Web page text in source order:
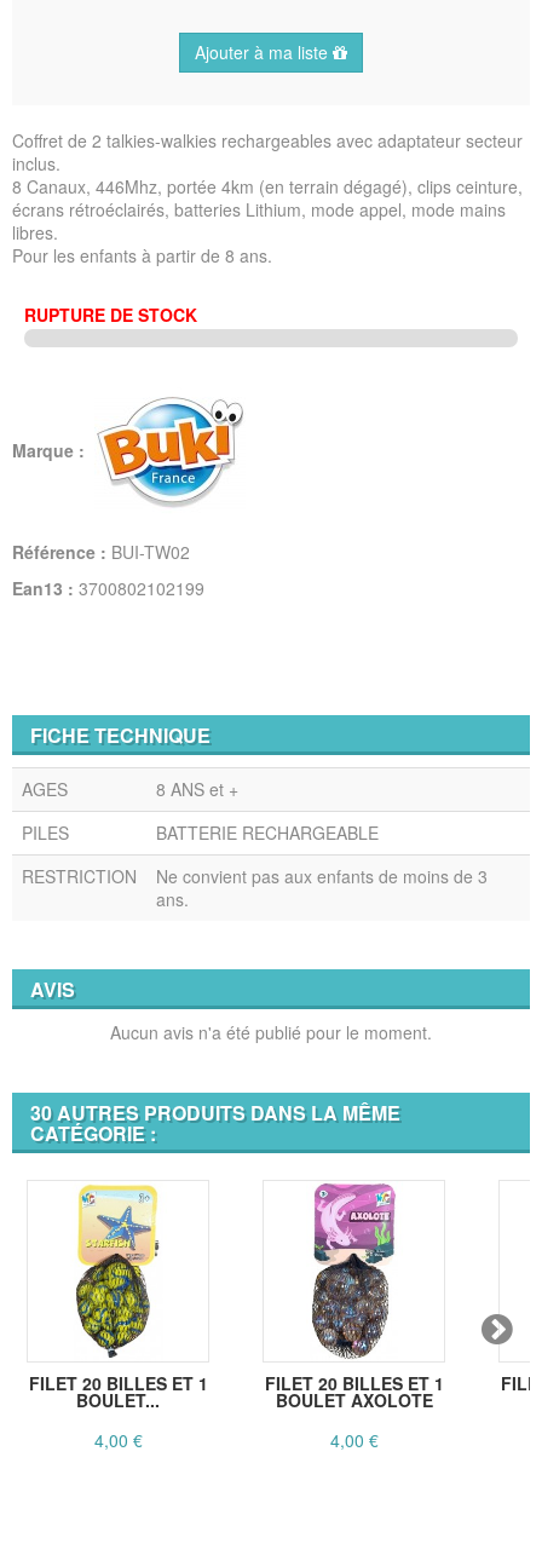
Ajouter à ma liste
Coffret de 2 talkies-walkies rechargeables avec adaptateur secteur
inclus.
8 Canaux, 446Mhz, portée 4km (en terrain dégagé), clips ceinture,
écrans rétroéclairés, batteries Lithium, mode appel, mode mains
libres.
Pour les enfants à partir de 8 ans.
RUPTURE DE STOCK
Marque :
Référence : BUI-TW02
Ean13 : 3700802102199
FICHE TECHNIQUE
AGES
8 ANS et +
PILES
BATTERIE RECHARGEABLE
RESTRICTION
Ne convient pas aux enfants de moins de 3
ans.
AVIS
Aucun avis n'a été publié pour le moment.
30 AUTRES PRODUITS DANS LA MÊME
CATÉGORIE :
FILET 20 BILLES ET 1
BOULET...
4,00 €
FILET 20 BILLES ET 1
BOULET AXOLOTE
4,00 €